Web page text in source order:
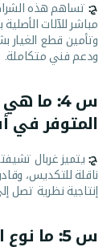
ج: تساهم هذه
مباشر للآلات
وتأمين قطع الغيار
ودعم فني متكاملة.
المتوفر في
ج:
إنتاجية نظرية تصل إلى 600 طن في
س 5: ما